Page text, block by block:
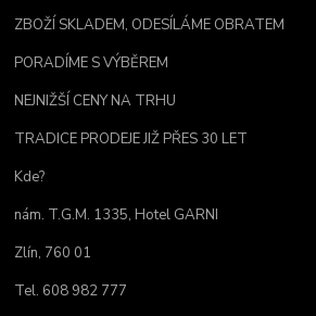
ZBOŽÍ SKLADEM, ODESÍLÁME OBRATEM
PORADÍME S VÝBĚREM
NEJNIŽŠÍ CENY NA TRHU
TRADICE PRODEJE JIŽ PŘES 30 LET
Kde?
nám. T.G.M. 1335, Hotel GARNI
Zlín, 760 01
Tel. 608 982 777